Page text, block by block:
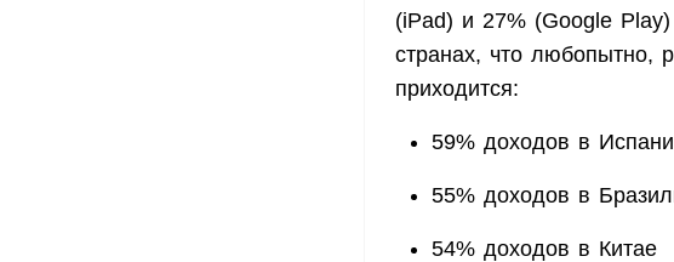
(iPad) и 27% (Google
странах, что любопытно,
приходится:
59% доходов в
55% доходов в
54% доходов в Китае